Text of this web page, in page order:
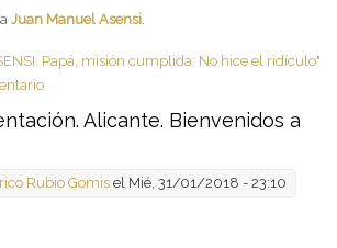
Juan Manuel Asensi
Papá, misión cumplida: No hice el ridículo"
Alicante. Bienvenidos a
Rubio Gomis el Mié, 31/01/2018 - 23:10